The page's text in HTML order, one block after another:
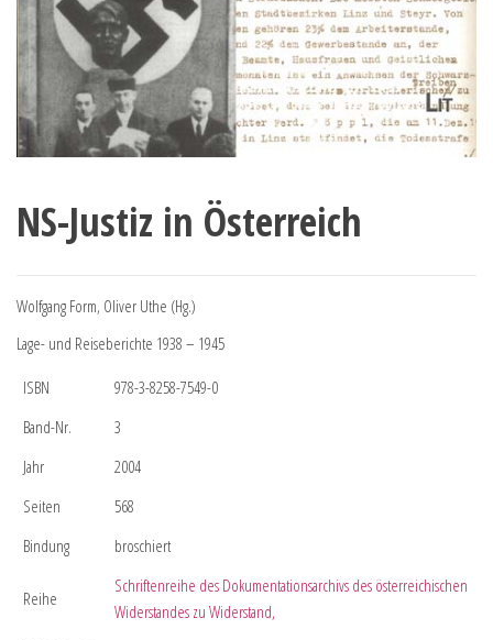
NS-Justiz in Österreich
Wolfgang Form, Oliver Uthe (Hg.)
Lage- und Reiseberichte 1938 – 1945
ISBN
978-3-8258-7549-0
Band-Nr.
3
Jahr
2004
Seiten
568
Bindung
broschiert
Reihe
Schriftenreihe des Dokumentationsarchivs des österreichischen
Widerstandes zu Widerstand,